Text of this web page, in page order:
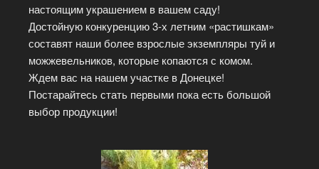
настоящим украшением в вашем саду!
Достойную конкуренцию 3-х летним «растишкам»
составят наши более взрослые экземпляры туй и
можжевельников, которые копаются с комом.
Ждем вас на нашем участке в Донецке!
Постарайтесь стать первыми пока есть большой
выбор продукции!